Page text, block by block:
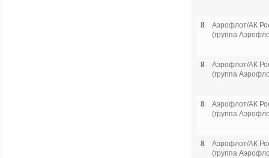
8
Аэрофлот/АК
(группа
8
Аэрофлот/АК
(группа
8
Аэрофлот/АК
(группа
8
Аэрофлот/АК
(группа